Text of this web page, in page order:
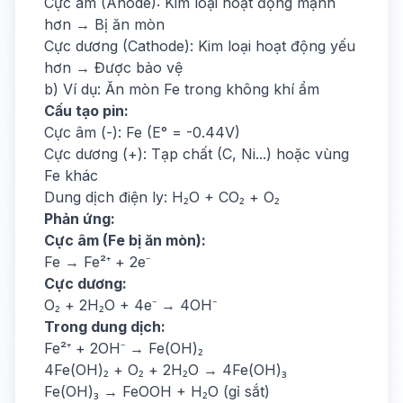
hơn → Bị ăn mòn
Cực dương (Cathode): Kim loại hoạt động yếu
hơn → Được bảo vệ
b) Ví dụ: Ăn mòn Fe trong không khí ẩm
Cấu tạo pin:
Cực âm (-): Fe (E° = -0.44V)
Cực dương (+): Tạp chất (C, Ni...) hoặc vùng
Fe khác
Dung dịch điện ly: H₂O + CO₂ + O₂
Phản ứng:
Cực âm (Fe bị ăn mòn):
Fe → Fe²⁺ + 2e⁻
Cực dương:
O₂ + 2H₂O + 4e⁻ → 4OH⁻
Trong dung dịch:
Fe²⁺ + 2OH⁻ → Fe(OH)₂
4Fe(OH)₂ + O₂ + 2H₂O → 4Fe(OH)₃
Fe(OH)₃ → FeOOH + H₂O (gỉ sắt)